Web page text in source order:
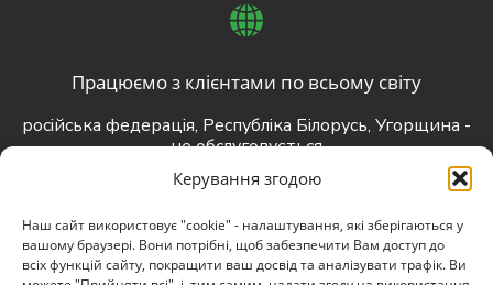
Керування згодою
Наш сайт використовує "cookie" - налаштування, які зберігаються у
вашому браузері. Вони потрібні, щоб забезпечити Вам доступ до
всіх функцій сайту, покращити ваш досвід та аналізувати трафік. Ви
Працюємо з клієнтами по всьому світу
російська федерація, Республіка Білорусь, Угорщина -
не обслуговується
contact@darkguard.com.ua